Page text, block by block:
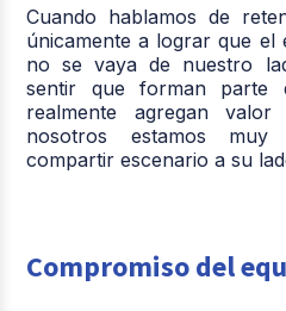
Cuando hablamos de
únicamente a lograr que el
no se vaya de nuestro
sentir que forman parte
realmente agregan
nosotros estamos
compartir escenario a su
Compromiso del